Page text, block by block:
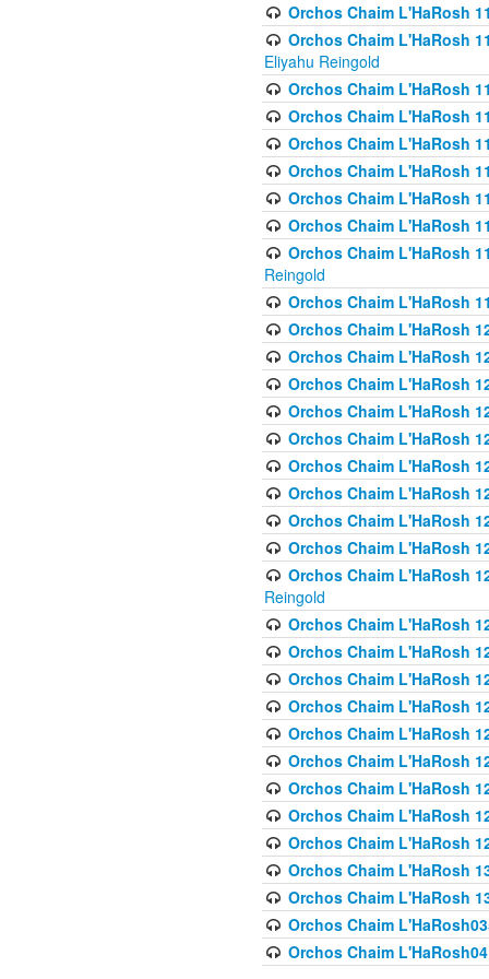
Orchos Chaim L'HaRosh
Orchos Chaim L'HaRosh
Eliyahu Reingold
Orchos Chaim L'HaRosh
Orchos Chaim L'HaRosh
Orchos Chaim L'HaRosh
Orchos Chaim L'HaRosh
Orchos Chaim L'HaRosh
Orchos Chaim L'HaRosh
Orchos Chaim L'HaRosh
Reingold
Orchos Chaim L'HaRosh
Orchos Chaim L'HaRosh
Orchos Chaim L'HaRosh
Orchos Chaim L'HaRosh
Orchos Chaim L'HaRosh
Orchos Chaim L'HaRosh
Orchos Chaim L'HaRosh
Orchos Chaim L'HaRosh
Orchos Chaim L'HaRosh
Orchos Chaim L'HaRosh
Orchos Chaim L'HaRosh
Reingold
Orchos Chaim L'HaRosh
Orchos Chaim L'HaRosh
Orchos Chaim L'HaRosh
Orchos Chaim L'HaRosh
Orchos Chaim L'HaRosh
Orchos Chaim L'HaRosh
Orchos Chaim L'HaRosh
Orchos Chaim L'HaRosh
Orchos Chaim L'HaRosh
Orchos Chaim L'HaRosh
Orchos Chaim L'HaRosh
Orchos Chaim
Orchos Chaim